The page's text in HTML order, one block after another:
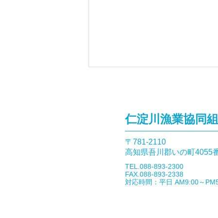
9月27日「仁淀川の森と水を
考えるシンポジウム」開催の
お知らせ
仁淀川漁業協同
〒781-2110​
高知県吾川郡いの町4055
​TEL.088-893-2300
FAX.088-893-2338
対応時間：平日 AM9:00～